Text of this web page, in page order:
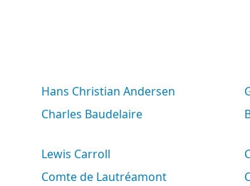
Hans Christian Andersen
Charles Baudelaire
Lewis Carroll
Comte de Lautréamont